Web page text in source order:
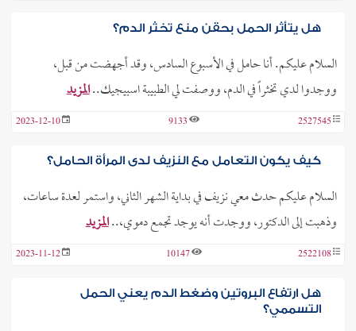
هل يتأثر الحمل بحقن منع تخثر الدم؟
السلام عليكم. أنا حامل في الأسبوع السادس، وقد أجهضت من قبل،
ووجدوا لدي تخثراً في الدم، ووصفت لي الطبيبة اسبيجيك..المزيد
2527545
9133
2023-12-10
كيف يكون التعامل مع النزيف لدى المرأة الحامل؟
السلام عليكم حدث معي نزيف في بداية الشهر الثاني، واستمر لعدة ساعات،
وذهبت إلى الدكتور، ووجدت أنه يوجد تجمع دموي،..المزيد
2522108
10147
2023-11-12
هل ارتفاع البروتين وضغط الدم يعني الحمل
التسممي؟